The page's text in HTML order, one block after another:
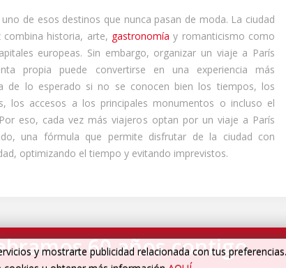
uno de esos destinos que nunca pasan de moda. La ciudad
combina historia, arte, gastronomía y romanticismo como
europeas. Sin embargo, organizar un viaje a París
propia puede convertirse en una experiencia más
de lo esperado si no se conocen bien los tiempos, los
los accesos a los principales monumentos o incluso el
eso, cada vez más viajeros optan por un viaje a París
una fórmula que permite disfrutar de la ciudad con
optimizando el tiempo y evitando imprevistos.
60 años contigo
y mostrarte publicidad relacionada con tus